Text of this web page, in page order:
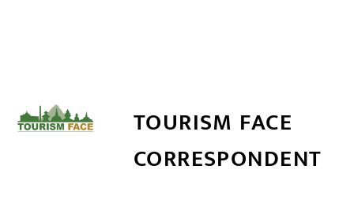
TOURISM FACE
CORRESPONDENT